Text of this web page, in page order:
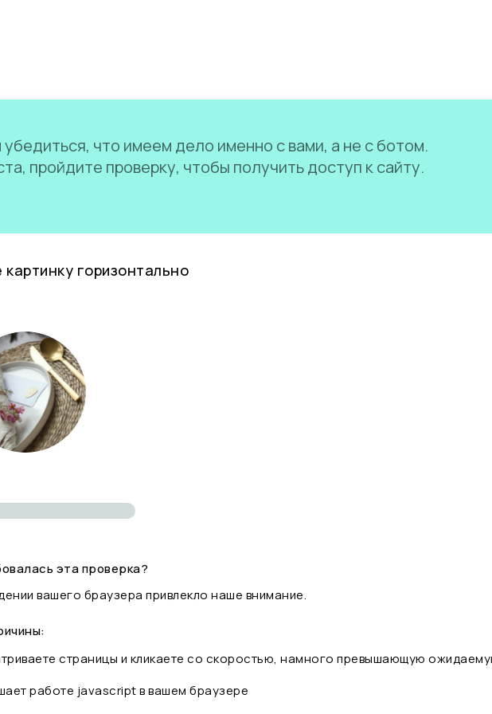
что имеем дело именно с вами, а не с ботом.
пройдите проверку, чтобы получить доступ к сайту.
картинку горизонтально
эта проверка?
вашего браузера привлекло наше внимание.
страницы и кликаете со скоростью, намного превышающую
работе javascript в вашем браузере